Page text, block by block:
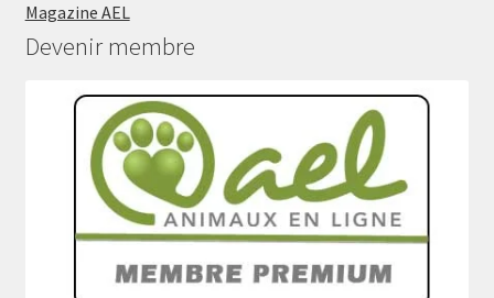
Magazine AEL
Devenir membre